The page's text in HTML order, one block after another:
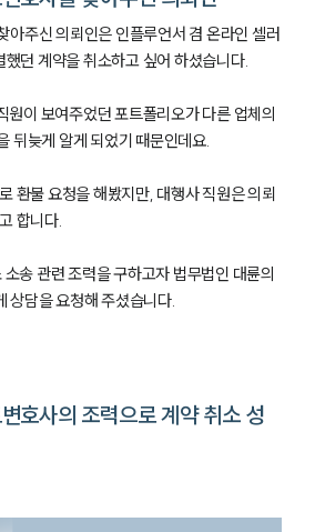
아주신 의뢰인은 인플루언서 겸 온라인 셀러
던 계약을 취소하고 싶어 하셨습니다.
원이 보여주었던 포트폴리오가 다른 업체의
뒤늦게 알게 되었기 때문인데요.
환불 요청을 해봤지만, 대행사 직원은 의뢰
합니다.
송 관련 조력을 구하고자 법무법인 대륜의
상담을 요청해 주셨습니다.
호사의 조력으로 계약 취소 성